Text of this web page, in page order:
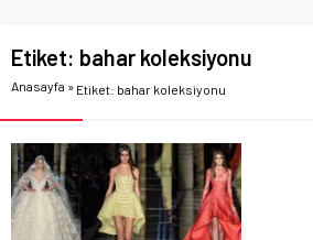
Etiket: bahar koleksiyonu
Anasayfa » Etiket: bahar koleksiyonu